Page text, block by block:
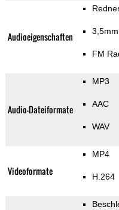
Audioeigenschaften
FM
Audio-Dateiformate
MP3
AAC
WAV
Videoformate
MP4
H.264